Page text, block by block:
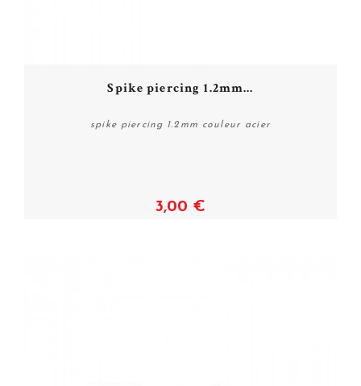
Voir
Spike piercing 1.2mm...
spike piercing 1.2mm couleur acier
3,00 €